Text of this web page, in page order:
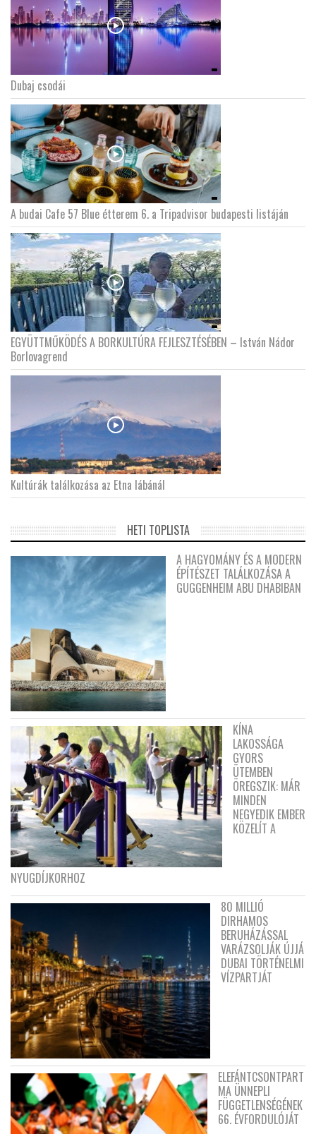
Dubaj csodái
A budai Cafe 57 Blue étterem 6. a Tripadvisor budapesti listáján
EGYÜTTMŰKÖDÉS A BORKULTÚRA FEJLESZTÉSÉBEN – István Nádor
Borlovagrend
Kultúrák találkozása az Etna lábánál
HETI TOPLISTA
A HAGYOMÁNY ÉS A MODERN
ÉPÍTÉSZET TALÁLKOZÁSA A
GUGGENHEIM ABU DHABIBAN
KÍNA
LAKOSSÁGA
GYORS
ÜTEMBEN
ÖREGSZIK: MÁR
MINDEN
NEGYEDIK EMBER
KÖZELÍT A
NYUGDÍJKORHOZ
80 MILLIÓ
DIRHAMOS
BERUHÁZÁSSAL
VARÁZSOLJÁK ÚJJÁ
DUBAI TÖRTÉNELMI
VÍZPARTJÁT
ELEFÁNTCSONTPART
MA ÜNNEPLI
FÜGGETLENSÉGÉNEK
66. ÉVFORDULÓJÁT